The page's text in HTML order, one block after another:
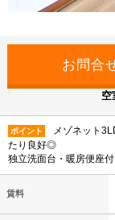
空
ポイント
メゾネット
たり良好◎
独立洗面台・暖房便座
賃料